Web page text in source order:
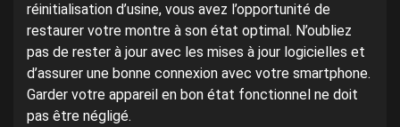
réinitialisation d’usine, vous avez l’opportunité de
restaurer votre montre à son état optimal. N’oubliez
pas de rester à jour avec les mises à jour logicielles et
d’assurer une bonne connexion avec votre smartphone.
Garder votre appareil en bon état fonctionnel ne doit
pas être négligé.